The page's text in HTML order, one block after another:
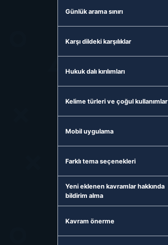
Günlük arama sınırı
Karşı dildeki karşılıklar
Hukuk dalı kırılımları
Kelime türleri ve çoğul kullanımlar
Mobil uygulama
Farklı tema seçenekleri
Yeni eklenen kavramlar hakkında
bildirim alma
Kavram önerme